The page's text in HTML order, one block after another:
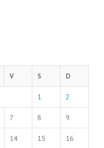
V S D
1 2
7 8 9
14 15 16